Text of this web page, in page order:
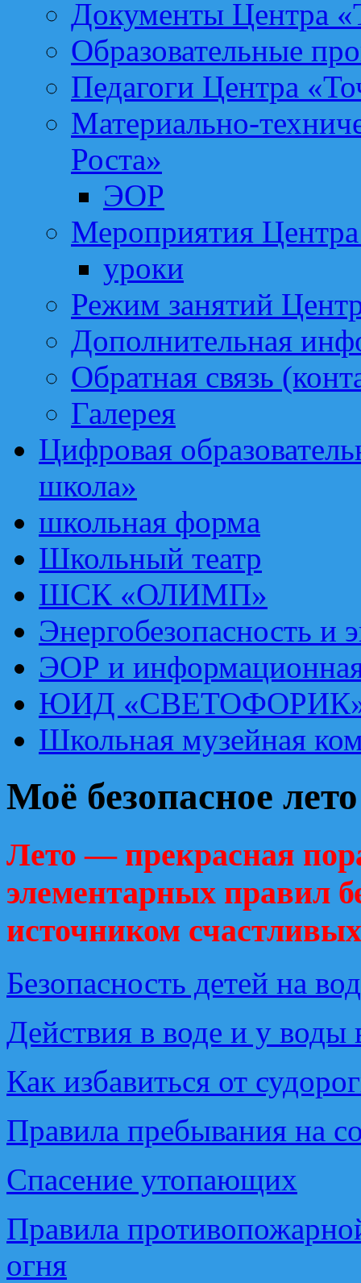
Документы Центра
Образовательные
Педагоги Центра
Материально-
Роста»
ЭОР
Мероприятия
уроки
Режим занятий
Дополнительная
Обратная связь
Галерея
Цифровая
школа»
школьная форма
Школьный театр
ШСК «ОЛИМП»
Энергобезопасность и
ЭОР и информационная
ЮИД
Школьная музейная
Моё безопасное лето
Лето — прекрасная
элементарных правил
источником
Безопасность детей на
Действия в воде и у воды
Как избавиться от
Правила пребывания на
Спасение утопающих
Правила
огня